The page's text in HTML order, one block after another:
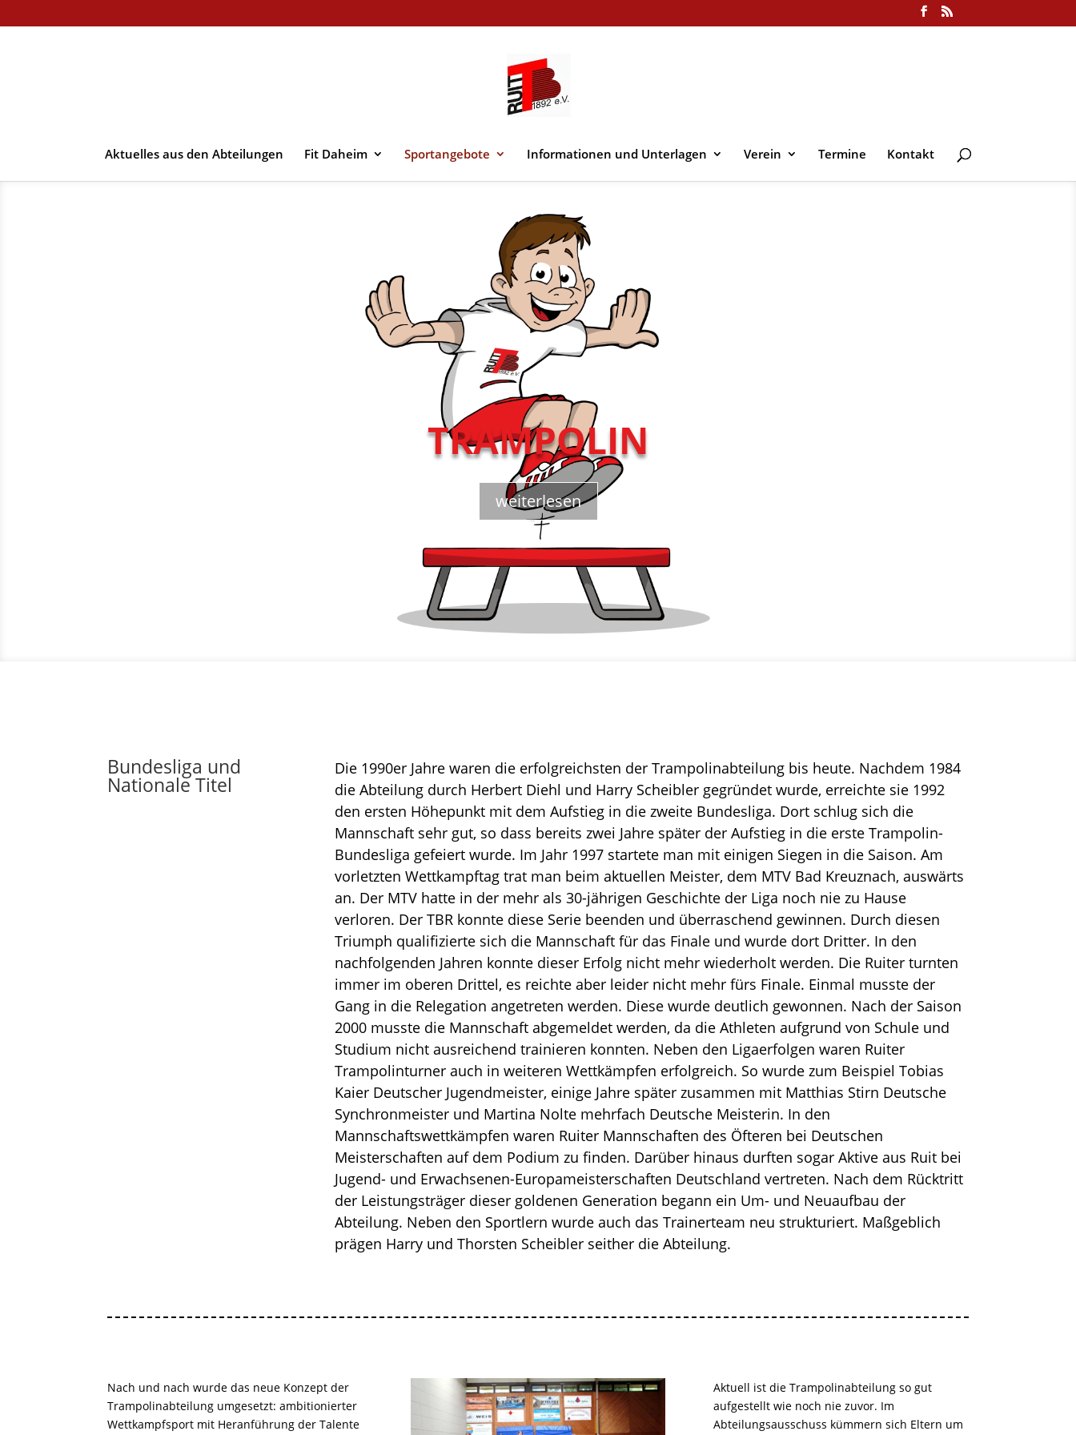
Aktuelles aus den Abteilungen Fit Daheim Sportangebote Informationen und Unterlagen Verein Termine Kontakt
TRAMPOLIN
weiterlesen
Bundesliga und
Nationale Titel
Die 1990er Jahre waren die erfolgreichsten der Trampolinabteilung bis heute. Nachdem 1984
die Abteilung durch Herbert Diehl und Harry Scheibler gegründet wurde, erreichte sie 1992
den ersten Höhepunkt mit dem Aufstieg in die zweite Bundesliga. Dort schlug sich die
Mannschaft sehr gut, so dass bereits zwei Jahre später der Aufstieg in die erste Trampolin-
Bundesliga gefeiert wurde. Im Jahr 1997 startete man mit einigen Siegen in die Saison. Am
vorletzten Wettkampftag trat man beim aktuellen Meister, dem MTV Bad Kreuznach, auswärts
an. Der MTV hatte in der mehr als 30-jährigen Geschichte der Liga noch nie zu Hause
verloren. Der TBR konnte diese Serie beenden und überraschend gewinnen. Durch diesen
Triumph qualifizierte sich die Mannschaft für das Finale und wurde dort Dritter. In den
nachfolgenden Jahren konnte dieser Erfolg nicht mehr wiederholt werden. Die Ruiter turnten
immer im oberen Drittel, es reichte aber leider nicht mehr fürs Finale. Einmal musste der
Gang in die Relegation angetreten werden. Diese wurde deutlich gewonnen. Nach der Saison
2000 musste die Mannschaft abgemeldet werden, da die Athleten aufgrund von Schule und
Studium nicht ausreichend trainieren konnten. Neben den Ligaerfolgen waren Ruiter
Trampolinturner auch in weiteren Wettkämpfen erfolgreich. So wurde zum Beispiel Tobias
Kaier Deutscher Jugendmeister, einige Jahre später zusammen mit Matthias Stirn Deutsche
Synchronmeister und Martina Nolte mehrfach Deutsche Meisterin. In den
Mannschaftswettkämpfen waren Ruiter Mannschaften des Öfteren bei Deutschen
Meisterschaften auf dem Podium zu finden. Darüber hinaus durften sogar Aktive aus Ruit bei
Jugend- und Erwachsenen-Europameisterschaften Deutschland vertreten. Nach dem Rücktritt
der Leistungsträger dieser goldenen Generation begann ein Um- und Neuaufbau der
Abteilung. Neben den Sportlern wurde auch das Trainerteam neu strukturiert. Maßgeblich
prägen Harry und Thorsten Scheibler seither die Abteilung.
Nach und nach wurde das neue Konzept der
Trampolinabteilung umgesetzt: ambitionierter
Wettkampfsport mit Heranführung der Talente
Aktuell ist die Trampolinabteilung so gut
aufgestellt wie noch nie zuvor. Im
Abteilungsausschuss kümmern sich Eltern um